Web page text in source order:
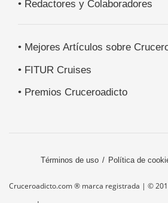
• Redactores y Colaboradores
• Mejores Artículos sobre
• FITUR Cruises
• Premios Cruceroadicto
Términos de uso Política de
Cruceroadicto.com ® marca registrada | ©